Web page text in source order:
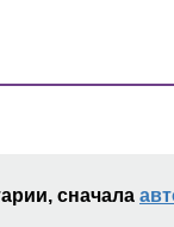
сначала